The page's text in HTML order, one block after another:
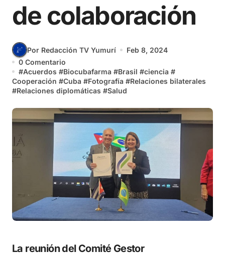
de colaboración
Por Redacción TV Yumurí
Feb 8, 2024
0 Comentario
#Acuerdos #Biocubafarma #Brasil #ciencia #
Cooperación #Cuba #Fotografía #Relaciones bilaterales
#Relaciones diplomáticas #Salud
La reunión del Comité Gestor